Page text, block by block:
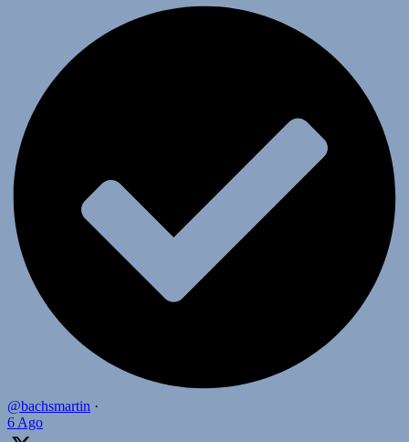
@bachsmartin ·
6 Ago